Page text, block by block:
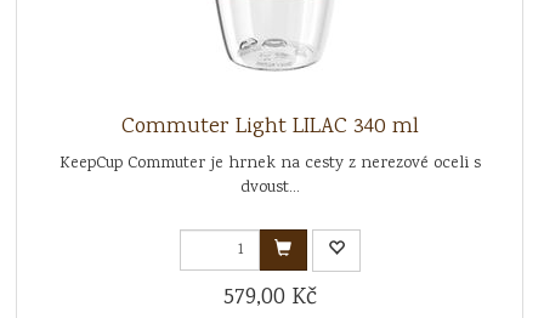
Commuter Light LILAC 340 ml
KeepCup Commuter je hrnek na cesty z nerezové oceli s
dvoust...
579,00 Kč